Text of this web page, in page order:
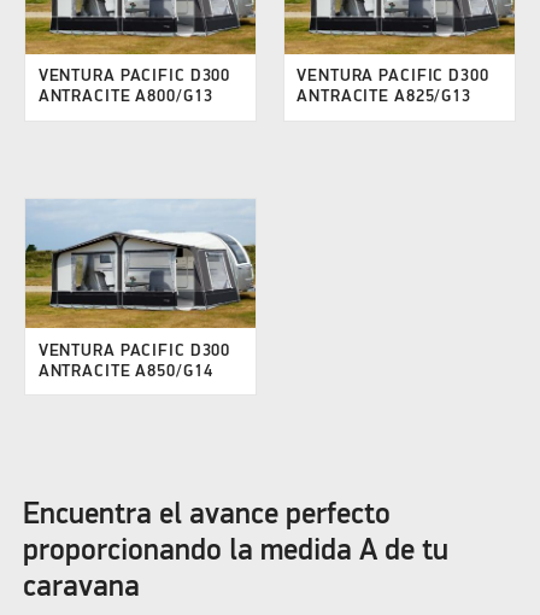
VENTURA PACIFIC D300
ANTRACITE A800/G13
VENTURA PACIFIC D300
ANTRACITE A825/G13
VENTURA PACIFIC D300
ANTRACITE A850/G14
Encuentra el avance perfecto
proporcionando la medida A de tu
caravana